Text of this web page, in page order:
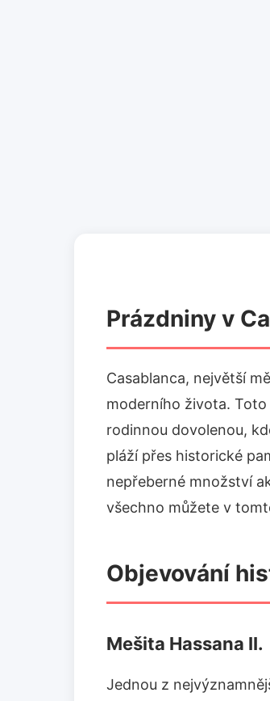
Prázdniny v
Casablanca, největší
moderního života.
rodinnou dovolenou,
pláží přes historické
nepřeberné množství
všechno můžete v
Objevování
Mešita Hassana II.
Jednou z